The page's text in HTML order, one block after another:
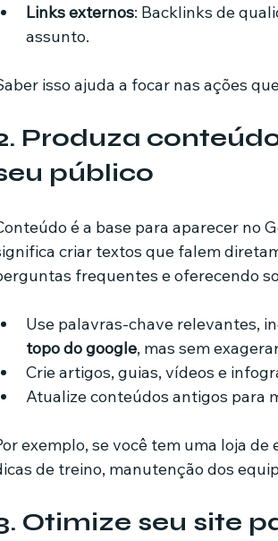
Links externos: Backlinks de
assunto.
isso ajuda a focar nas ações
Produza
público
é a base para aparecer no
criar textos que falem
frequentes e oferecendo
Use palavras-chave relevantes,
topo do google, mas sem
Crie artigos, guias, vídeos e
Atualize conteúdos antigos para
exemplo, se você tem uma loja
de treino, manutenção dos
Otimize seu site